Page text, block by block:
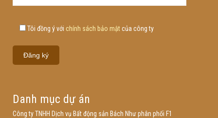
Tôi đồng ý với chính sách bảo mậtcủa công ty
Danh mục dự án
Công ty TNHH Dịch vụ Bất động sản Bách Như phân phối F1